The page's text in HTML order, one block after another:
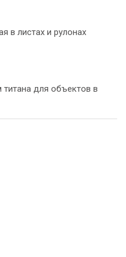
в листах и рулонах
для объектов в